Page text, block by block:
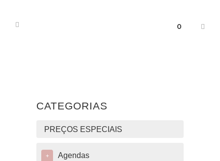
0
CATEGORIAS
PREÇOS ESPECIAIS
+ Agendas